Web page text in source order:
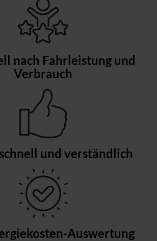
nach Fahrleistung und
Verbrauch
und verständlich
Auswertung